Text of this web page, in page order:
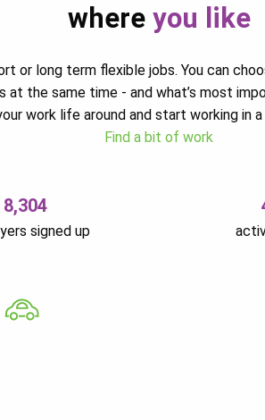
where you like
or long term flexible jobs. You can
the same time - and what’s most
work life around and start working in a
Find a bit of work
8,304
signed up